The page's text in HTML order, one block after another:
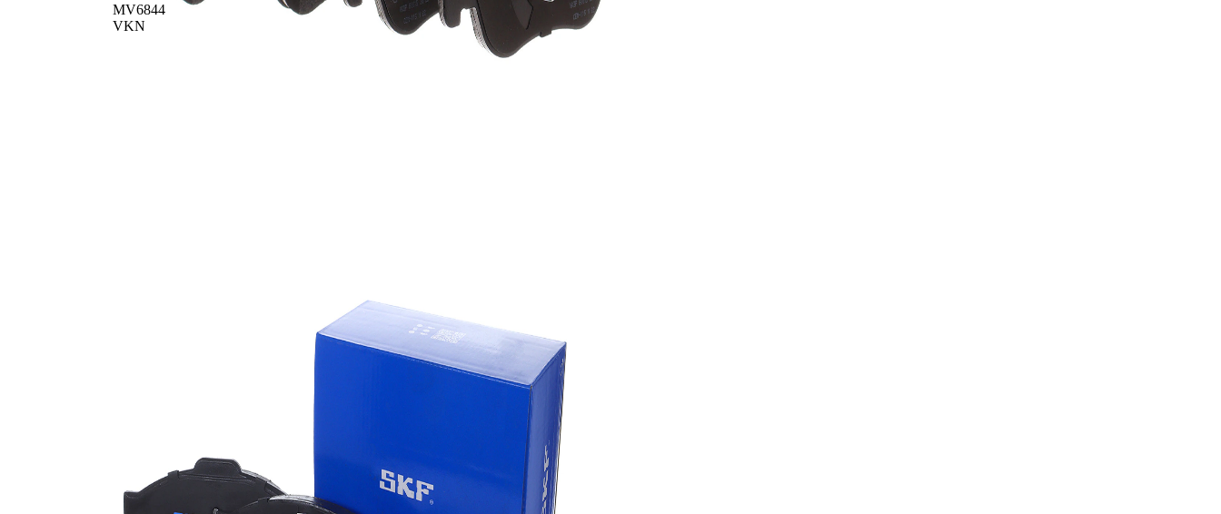
MV6844
VKN